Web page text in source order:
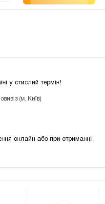
у стислий термін!
(м. Київ)
онлайн або при отриманні